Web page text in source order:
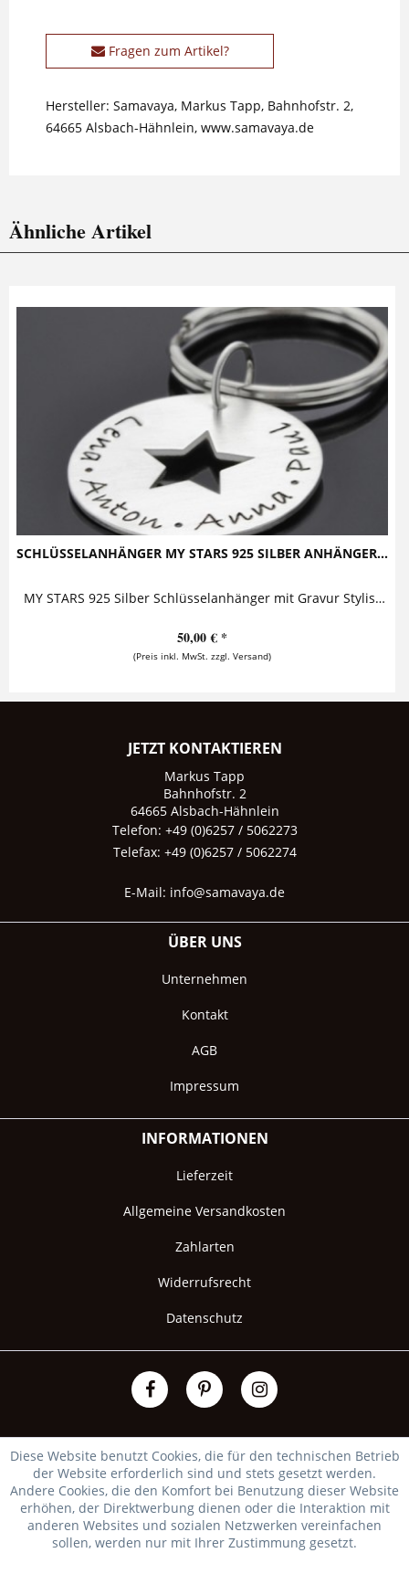
Fragen zum Artikel?
Hersteller: Samavaya, Markus Tapp, Bahnhofstr. 2,
64665 Alsbach-Hähnlein, www.samavaya.de
Ähnliche Artikel
SCHLÜSSELANHÄNGER MY STARS 925 SILBER ANHÄNGER...
MY STARS 925 Silber Schlüsselanhänger mit Gravur Stylisher Button mit ausgestanztem Stern, bestempelt mit zwei oder mehreren Namen (max. 28...
50,00 € *
(Preis inkl. MwSt. zzgl. Versand)
JETZT KONTAKTIEREN
Markus Tapp
Bahnhofstr. 2
64665 Alsbach-Hähnlein
Telefon: +49 (0)6257 / 5062273
Telefax: +49 (0)6257 / 5062274
E-Mail: info@samavaya.de
ÜBER UNS
Unternehmen
Kontakt
AGB
Impressum
INFORMATIONEN
Lieferzeit
Allgemeine Versandkosten
Zahlarten
Widerrufsrecht
Datenschutz
Diese Website benutzt Cookies, die für den technischen Betrieb
der Website erforderlich sind und stets gesetzt werden.
Andere Cookies, die den Komfort bei Benutzung dieser Website
erhöhen, der Direktwerbung dienen oder die Interaktion mit
anderen Websites und sozialen Netzwerken vereinfachen
sollen, werden nur mit Ihrer Zustimmung gesetzt.